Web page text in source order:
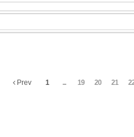
Prev 1 ... 19 20 21